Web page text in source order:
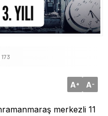
173
A+ A-
merkezli 11